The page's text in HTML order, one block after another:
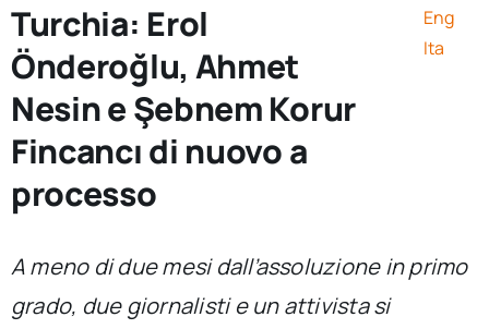
Ricerca e divulgazione
Sezioni
Cerca
per:
Turchia: Erol
Önderoğlu, Ahmet
Nesin e Şebnem Korur
Fincancı di nuovo a
processo
Eng
Ita
A meno di due mesi dall’assoluzione in primo
grado, due giornalisti e un attivista si